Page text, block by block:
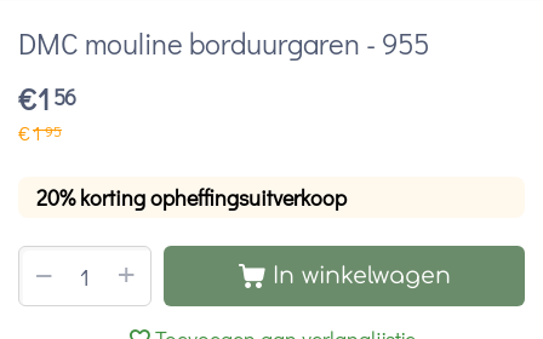
DMC mouline borduurgaren - 955
€1 56
€195
20% korting opheffingsuitverkoop
+
− In winkelwagen